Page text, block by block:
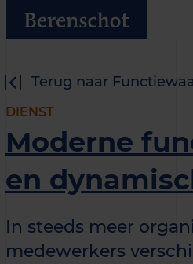
Terug naar
DIENST
Moderne
en
In steeds meer
medewerkers